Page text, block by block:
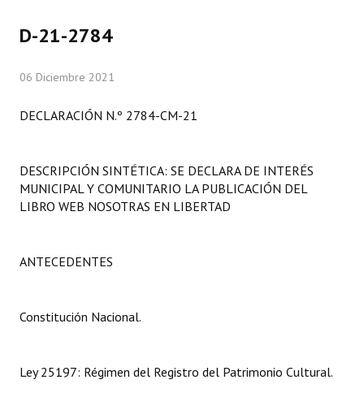
Comisiones Especiales
Programas
Constitución Nacional
Carta Orgánica 2007
D-21-2784
06 Diciembre 2021
DECLARACIÓN N.º 2784-CM-21
DESCRIPCIÓN SINTÉTICA: SE DECLARA DE INTERÉS
MUNICIPAL Y COMUNITARIO LA PUBLICACIÓN DEL
LIBRO WEB NOSOTRAS EN LIBERTAD
ANTECEDENTES
Constitución Nacional.
Ley 25197: Régimen del Registro del Patrimonio Cultural.